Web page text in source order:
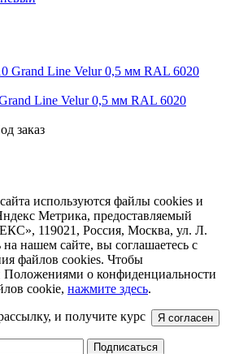
Line Velur 0,5 мм RAL 6020
заказ
используются файлы cookies и
Метрика, предоставляемый
119021, Россия, Москва, ул. Л.
на нашем сайте, вы соглашаетесь с
файлов cookies. Чтобы
Положениями о конфиденциальности
cookie, нажмите здесь.
Я согласен
и получите курс